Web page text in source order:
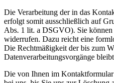
Die Verarbeitung der in das
erfolgt somit ausschließlich auf
Abs. 1 lit. a DSGVO). Sie
widerrufen. Dazu reicht eine
Die Rechtmäßigkeit der bis zum
Datenverarbeitungsvorgänge
Die von Ihnen im